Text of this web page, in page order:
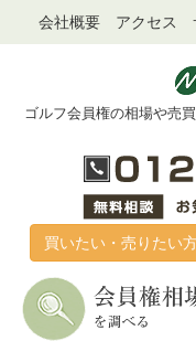
会社概要 アクセス
ゴルフ会員権の相場や売
買いたい・売りたい